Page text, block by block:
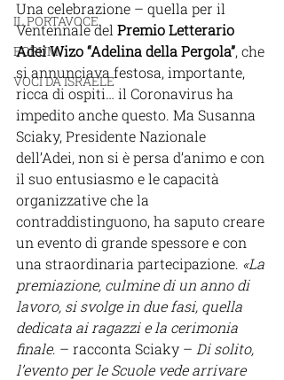
IL PORTAVOCE
FORUM
VOCI DA ISRAELE
Una celebrazione – quella per il
Ventennale del Premio Letterario
Adei Wizo “Adelina della Pergola”, che
si annunciava festosa, importante,
ricca di ospiti… il Coronavirus ha
impedito anche questo. Ma Susanna
Sciaky, Presidente Nazionale
dell’Adei, non si è persa d’animo e con
il suo entusiasmo e le capacità
organizzative che la
contraddistinguono, ha saputo creare
un evento di grande spessore e con
una straordinaria partecipazione. «La
premiazione, culmine di un anno di
lavoro, si svolge in due fasi, quella
dedicata ai ragazzi e la cerimonia
finale. – racconta Sciaky – Di solito,
l’evento per le Scuole vede arrivare